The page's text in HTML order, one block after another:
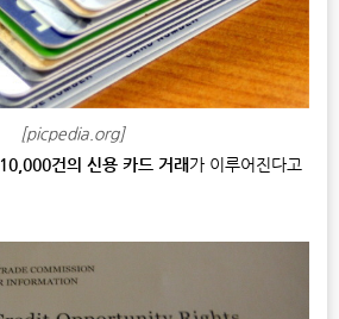
[picpedia.org]
10,000건의 신용 카드 거래가 이루어진다고